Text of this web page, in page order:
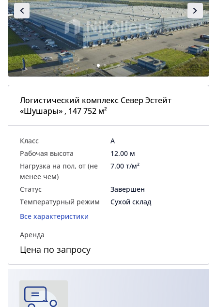
Логистический комплекс Север Эстейт
«Шушары» , 147 752 м²
Класс
A
Рабочая высота
12.00 м
Нагрузка на пол, от (не
менее чем)
7.00 т/м²
Статус
Завершен
Температурный режим
Сухой склад
Все характеристики
Аренда
Цена по запросу